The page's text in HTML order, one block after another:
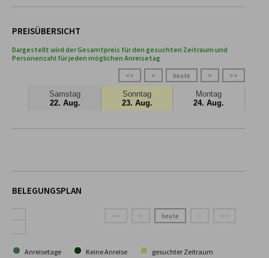
PREISÜBERSICHT
Dargestellt wird der Gesamtpreis für den gesuchten Zeitraum und
Personenzahl für jeden möglichen Anreisetag
>>
>
heute
<
<<
Samstag
22. Aug.
Sonntag
23. Aug.
Montag
24. Aug.
BELEGUNGSPLAN
<< < heute > >>
Anreisetage Keine Anreise gesuchter Zeitraum